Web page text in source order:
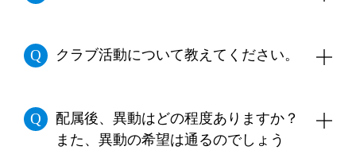
開発を行うのはもちろんのこと、同工場内に
ある実験センターでは実際の性能実験も行わ
小さなことですが、夏場はクールビズを実施
しています。他にも社内文書のコピーには裏
紙を利用するなど日常的な取り組みを行って
クラブ活動について教えてください。
サッカー、バスケットボール、テニスといっ
た運動系のクラブが盛んに活動しています。
配属後、異動はどの程度ありますか？
また、異動の希望は通るのでしょう